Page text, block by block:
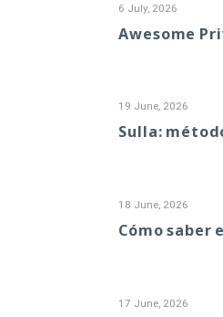
6 July, 2026
Awesome
19 June, 2026
Sulla:
18 June, 2026
Cómo saber
17 June, 2026